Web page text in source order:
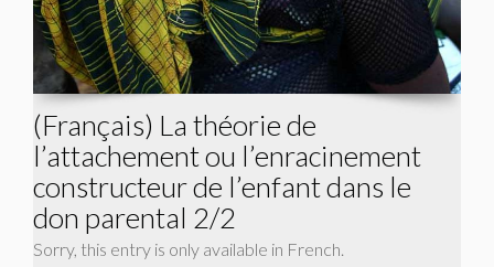
(Français) La théorie de
l’attachement ou l’enracinement
constructeur de l’enfant dans le
don parental 2/2
Sorry, this entry is only available in French.